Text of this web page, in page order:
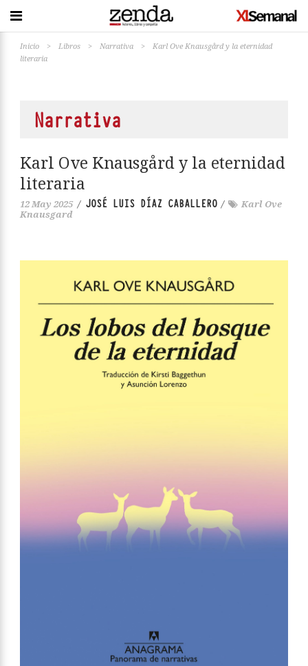
Inicio > Libros > Narrativa >
Karl Ove Knausgård y la eternidad
literaria
Narrativa
Karl Ove Knausgård y la eternidad
literaria
12 May 2025 / JOSÉ LUIS DÍAZ CABALLERO /
Karl Ove
Knausgard